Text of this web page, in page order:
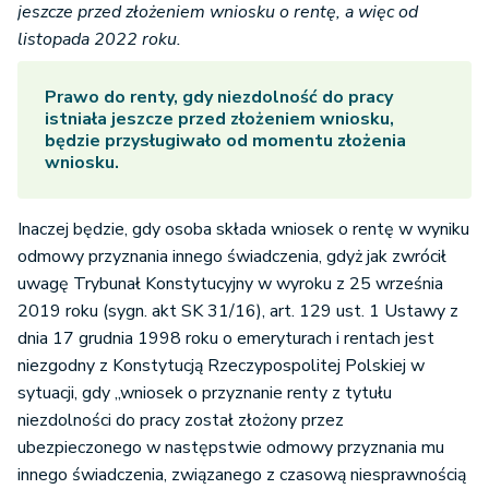
jeszcze przed złożeniem wniosku o rentę, a więc od
listopada 2022 roku.
Prawo do renty, gdy niezdolność do pracy
istniała jeszcze przed złożeniem wniosku,
będzie przysługiwało od momentu złożenia
wniosku.
Inaczej będzie, gdy osoba składa wniosek o rentę w wyniku
odmowy przyznania innego świadczenia, gdyż jak zwrócił
uwagę Trybunał Konstytucyjny w wyroku z 25 września
2019 roku (sygn. akt SK 31/16), art. 129 ust. 1 Ustawy z
dnia 17 grudnia 1998 roku o emeryturach i rentach jest
niezgodny z Konstytucją Rzeczypospolitej Polskiej w
sytuacji, gdy „wniosek o przyznanie renty z tytułu
niezdolności do pracy został złożony przez
ubezpieczonego w następstwie odmowy przyznania mu
innego świadczenia, związanego z czasową niesprawnością